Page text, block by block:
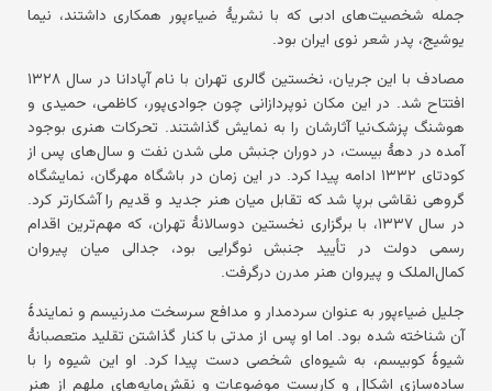
جمله شخصیت‌های ادبی که با نشریهٔ ضیاءپور همکاری داشتند، نیما
یوشیج، پدر شعر نوی ایران بود.
مصادف با این جریان، نخستین گالری تهران با نام آپادانا در سال ۱۳۲۸
افتتاح شد. در این مکان نوپردازانی چون جوادی‌پور، کاظمی، حمیدی و
هوشنگ پزشک‌نیا آثارشان را به نمایش گذاشتند. تحرکات هنری بوجود
آمده در دههٔ بیست، در دوران جنبش ملی شدن نفت و سال‌های پس از
کودتای ۱۳۳۲ ادامه پیدا کرد. در این زمان در باشگاه مهرگان، نمایشگاه
گروهی نقاشی برپا شد که تقابل میان هنر جدید و قدیم را آشکارتر کرد.
در سال ۱۳۳۷، با برگزاری نخستین دوسالانهٔ تهران، که مهم‌ترین اقدام
رسمی دولت در تأیید جنبش نوگرایی بود، جدالی میان پیروان
کمال‌الملک و پیروان هنر مدرن درگرفت.
جلیل ضیاءپور به عنوان سردمدار و مدافع سرسخت مدرنیسم و نمایندهٔ
آن شناخته شده بود. اما او پس از مدتی با کنار گذاشتن تقلید متعصبانهٔ
شیوهٔ کوبیسم، به شیوه‌ای شخصی دست پیدا کرد. او این شیوه را با
ساده‌سازی اشکال و کاربست موضوعات و نقش‌مایه‌های ملهم از هنر